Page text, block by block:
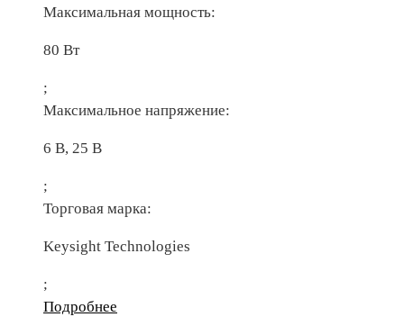
Максимальная мощность:
80 Вт
;
Максимальное напряжение:
6 В, 25 В
;
Торговая марка:
Keysight Technologies
;
Подробнее